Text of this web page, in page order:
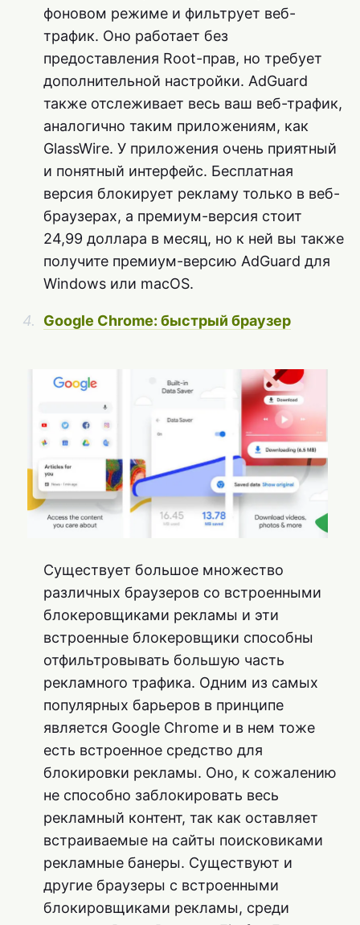
фоновом режиме и фильтрует веб-
трафик. Оно работает без
предоставления Root-прав, но требует
дополнительной настройки. AdGuard
также отслеживает весь ваш веб-трафик,
аналогично таким приложениям, как
GlassWire. У приложения очень приятный
и понятный интерфейс. Бесплатная
версия блокирует рекламу только в веб-
браузерах, а премиум-версия стоит
24,99 доллара в месяц, но к ней вы также
получите премиум-версию AdGuard для
Windows или macOS.
Google Chrome: быстрый браузер
Существует большое множество
различных браузеров со встроенными
блокеровщиками рекламы и эти
встроенные блокеровщики способны
отфильтровывать большую часть
рекламного трафика. Одним из самых
популярных барьеров в принципе
является Google Chrome и в нем тоже
есть встроенное средство для
блокировки рекламы. Оно, к сожалению
не способно заблокировать весь
рекламный контент, так как оставляет
встраиваемые на сайты поисковиками
рекламные банеры. Существуют и
другие браузеры с встроенными
блокировщиками рекламы, среди